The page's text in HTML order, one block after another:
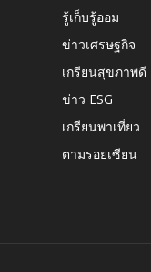
รู้เก็บรู้ออม
ข่าวเศรษฐกิจ
เกรียนสุขภาพดี
ข่าว ESG
เกรียนพาเที่ยว
ตามรอยเซียน